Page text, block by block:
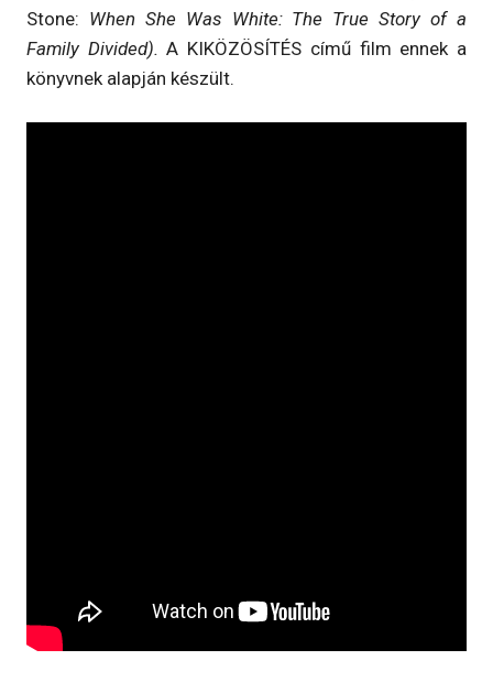
Stone: When She Was White: The True Story of a
Family Divided).A KIKÖZÖSÍTÉS című film ennek a
könyvnek alapján készült.